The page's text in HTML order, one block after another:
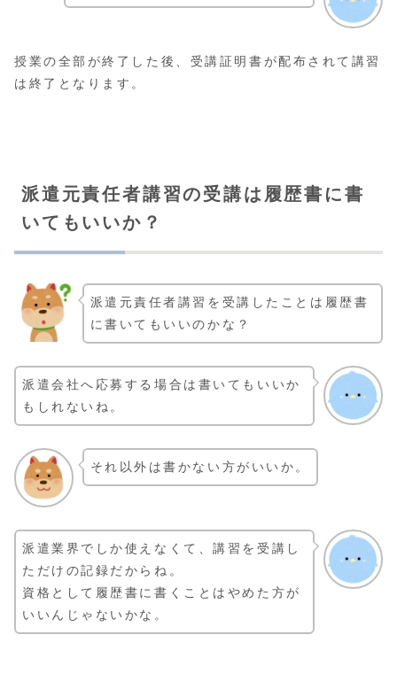
授業の全部が終了した後、受講証明書が配布されて講習
は終了となります。
派遣元責任者講習の受講は履歴書に書
いてもいいか？
派遣元責任者講習を受講したことは履歴書
に書いてもいいのかな？
派遣会社へ応募する場合は書いてもいいか
もしれないね。
それ以外は書かない方がいいか。
派遣業界でしか使えなくて、講習を受講し
ただけの記録だからね。
資格として履歴書に書くことはやめた方が
いいんじゃないかな。